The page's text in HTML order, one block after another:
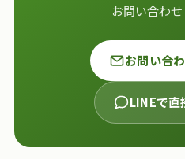
お問い合わせ
お問い合
LINEで直